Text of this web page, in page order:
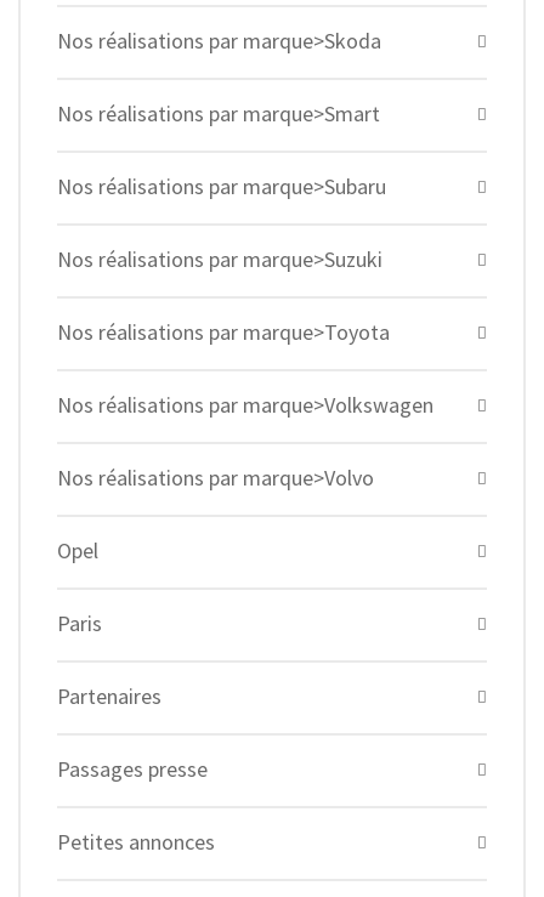
Nos réalisations par marque>Skoda
Nos réalisations par marque>Smart
Nos réalisations par marque>Subaru
Nos réalisations par marque>Suzuki
Nos réalisations par marque>Toyota
Nos réalisations par marque>Volkswagen
Nos réalisations par marque>Volvo
Opel
Paris
Partenaires
Passages presse
Petites annonces